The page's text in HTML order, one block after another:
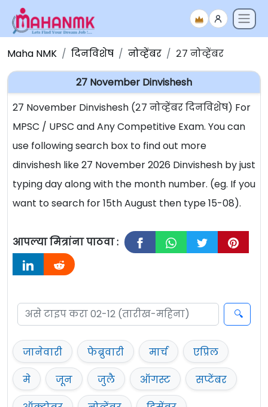
Maha NMK दिनविशेष नोव्हेंबर २७ नोव्हेंबर
27 November Dinvishesh
27 November Dinvishesh (२७ नोव्हेंबर दिनविशेष) For
MPSC / UPSC and Any Competitive Exam. You can
use following search box to find out more
dinvishesh like 27 November 2026 Dinvishesh by just
typing day along with the month number. (eg. If you
want to search for 15th August then type 15-08).
आपल्या मित्रांना पाठवा :
जानेवारी फेब्रुवारी मार्च
एप्रिल
मे
जून जुलै ऑगस्ट
सप्टेंबर